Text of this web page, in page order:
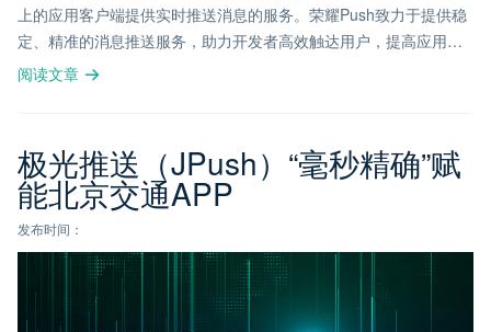
上的应用客户端提供实时推送消息的服务。荣耀Push致力于提供稳
定、精准的消息推送服务，助力开发者高效触达用户，提高应用曝
光，提升用户感知和活跃度。
阅读文章
极光推送（JPush）“毫秒精确”赋
能北京交通APP
发布时间：